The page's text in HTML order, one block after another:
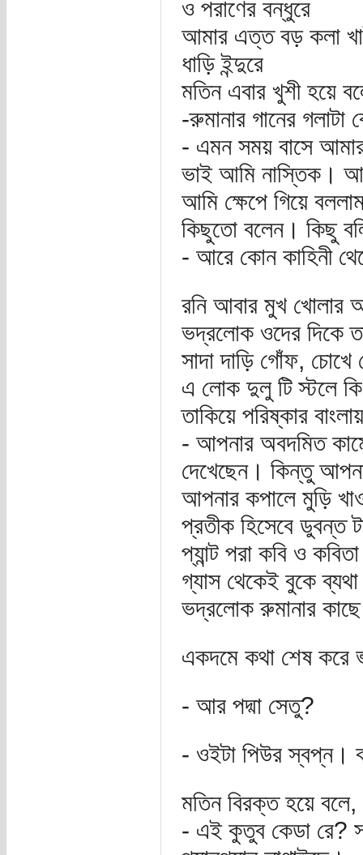
ও পরাণের বন্ধুরে
আমার এত্ত বড় কলা
ধাড়ি ইন্দুরে
মতিন এবার খুশী হয়ে
-রুমানার গানের গলাটা
- এমন সময় বাসে
ভাই আমি নাস্তিক।
আমি ক্ষেপে গিয়ে
কিছুতো বলেন। কিছু
- আরে কোন কাহিনী
রনি আবার মুখ খোলার
ভদ্রলোক ওদের দিকে
সাদা দাড়ি গোঁফ,
এ লোক দুলু টি স্টলে কি
তাকিয়ে পরিষ্কার
- আপনার অবদমিত
দেখেছেন। কিন্তু
আপনার কপালে মুড়ি
প্রতীক হিসেবে ডুবন্ত
প্যান্ট পরা কবি ও
গ্যাস থেকেই বুকে
ভদ্রলোক রুমানার কাছে
একদমে কথা শেষ করে
- আর পদ্মা সেতু?
- ওইটা পিউর স্বপ্ন।
মতিন বিরক্ত হয়ে বলে,
- এই কুতুব কেডা রে?